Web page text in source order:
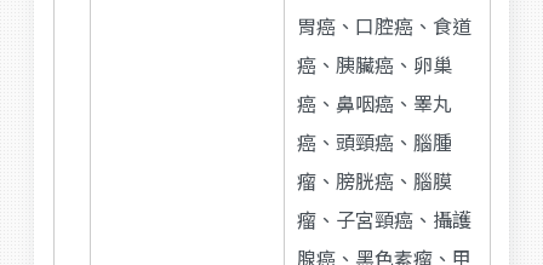
胃癌、口腔癌、食道
癌、胰臟癌、卵巢
癌、鼻咽癌、睪丸
癌、頭頸癌、腦腫
瘤、膀胱癌、腦膜
瘤、子宮頸癌、攝護
腺癌、黑色素瘤、甲